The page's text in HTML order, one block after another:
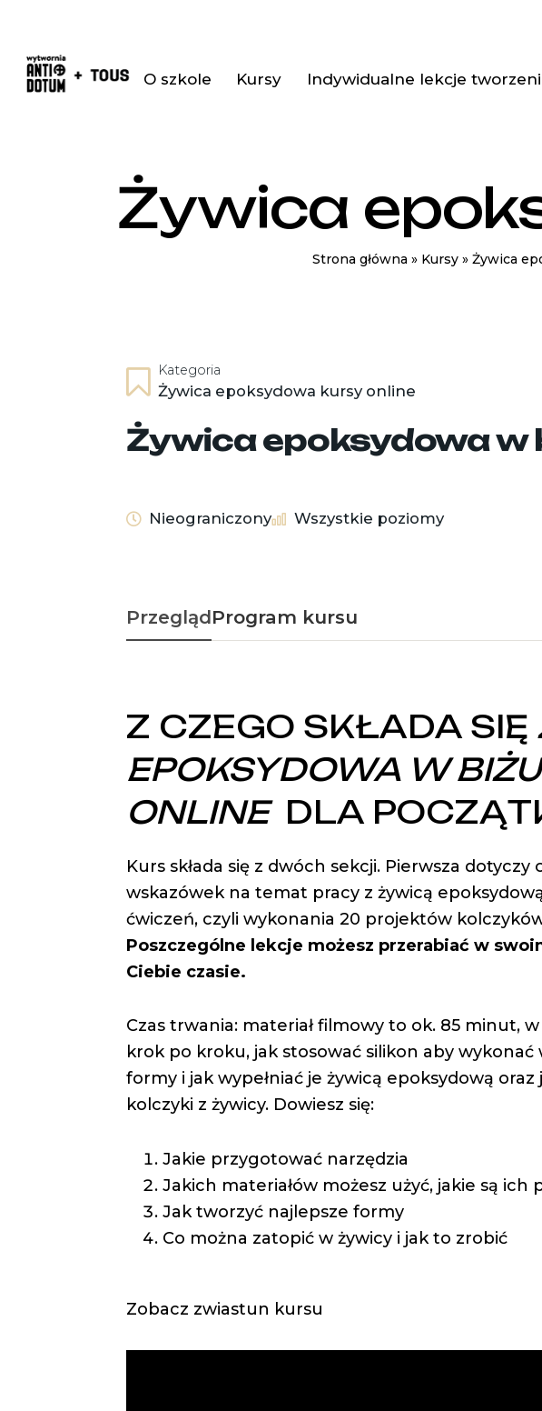
O szkole Kursy Indywidualne lekcje
Żywica
Strona główna » Kursy» Żywica
Kategoria
Żywica epoksydowa kursy online
Żywica epoksydowa w
Nieograniczony Wszystkie poziomy
PrzeglądProgram kursu
Z CZEGO SKŁADA SIĘ
EPOKSYDOWA W
ONLINEDLA
Kurs składa się z dwóch sekcji. Pierwsza
wskazówek na temat pracy z żywicą
ćwiczeń, czyli wykonania 20 projektów
Poszczególne lekcje możesz przerabiać w
Ciebie czasie.
Czas trwania: materiał filmowy to ok. 85 minut,
krok po kroku, jak stosować silikon aby wykonać
formy i jak wypełniać je żywicą epoksydową
kolczyki z żywicy. Dowiesz się:
Jakie przygotować narzędzia
Jakich materiałów możesz użyć, jakie są ich
Jak tworzyć najlepsze formy
Co można zatopić w żywicy i jak to zrobić
Zobacz zwiastun kursu